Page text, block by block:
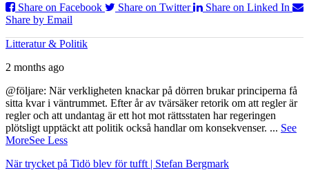
Share on Facebook
Share on Twitter
Share on Linked In
Share by Email
Litteratur & Politik
2 months ago
@följare: När verkligheten knackar på dörren brukar principerna få
sitta kvar i väntrummet. Efter år av tvärsäker retorik om att regler är
regler och att undantag är ett hot mot rättsstaten har regeringen
plötsligt upptäckt att politik också handlar om konsekvenser. ... See
MoreSee Less
När trycket på Tidö blev för tufft | Stefan Bergmark